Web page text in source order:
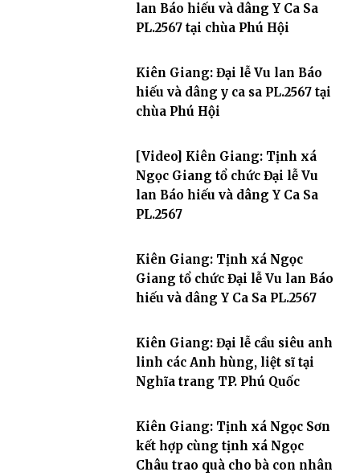
lan Báo hiếu và dâng Y Ca Sa
PL.2567 tại chùa Phú Hội
Kiên Giang: Đại lễ Vu lan Báo
hiếu và dâng y ca sa PL.2567 tại
chùa Phú Hội
[Video] Kiên Giang: Tịnh xá
Ngọc Giang tổ chức Đại lễ Vu
lan Báo hiếu và dâng Y Ca Sa
PL.2567
Kiên Giang: Tịnh xá Ngọc
Giang tổ chức Đại lễ Vu lan Báo
hiếu và dâng Y Ca Sa PL.2567
Kiên Giang: Đại lễ cầu siêu anh
linh các Anh hùng, liệt sĩ tại
Nghĩa trang TP. Phú Quốc
Kiên Giang: Tịnh xá Ngọc Sơn
kết hợp cùng tịnh xá Ngọc
Châu trao quà cho bà con nhân